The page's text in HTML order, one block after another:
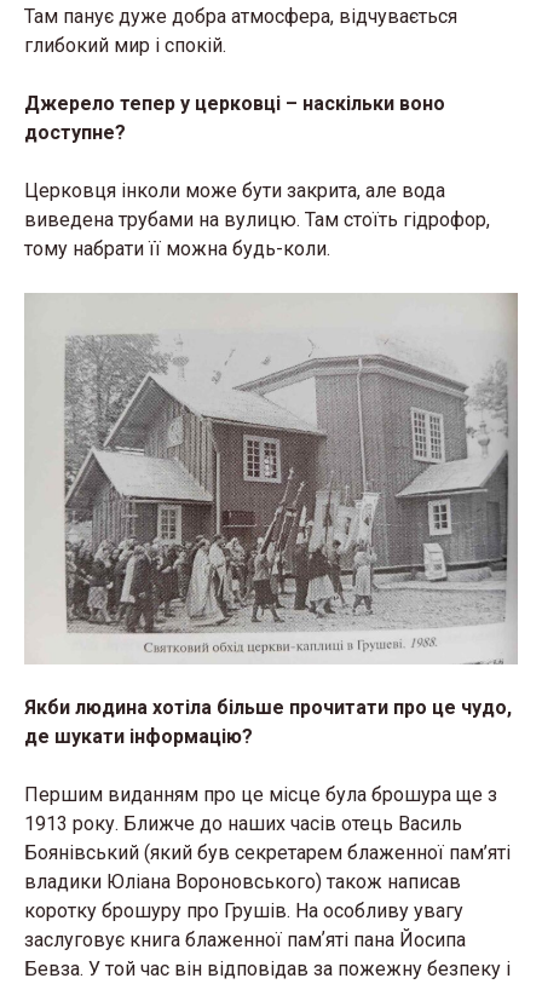
Там панує дуже добра атмосфера, відчувається
глибокий мир і спокій.
Джерело тепер у церковці – наскільки воно
доступне?
Церковця інколи може бути закрита, але вода
виведена трубами на вулицю. Там стоїть гідрофор,
тому набрати її можна будь-коли.
Якби людина хотіла більше прочитати про це чудо,
де шукати інформацію?
Першим виданням про це місце була брошура ще з
1913 року. Ближче до наших часів отець Василь
Боянівський (який був секретарем блаженної пам’яті
владики Юліана Вороновського) також написав
коротку брошуру про Грушів. На особливу увагу
заслуговує книга блаженної памʼяті пана Йосипа
Бевза. У той час він відповідав за пожежну безпеку і